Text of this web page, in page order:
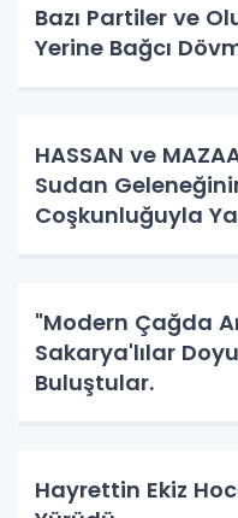
Bazı Partiler ve
Yerine Bağcı
HASSAN ve
Sudan
Coşkunluğuyla
"Modern Çağda
Sakarya'lılar
Buluştular.
Hayrettin Ekiz